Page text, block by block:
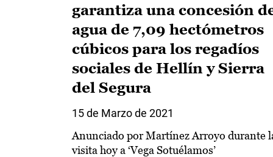
garantiza una concesión
agua de 7,09 hectómetros
cúbicos para los regadíos
sociales de Hellín y Sierra
del Segura
15 de Marzo de 2021
Anunciado por Martínez Arroyo durante
visita hoy a ‘Vega Sotuélamos’